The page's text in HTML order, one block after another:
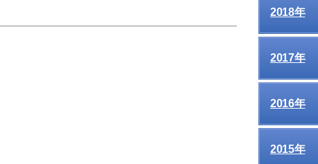
2018年
2017年
2016年
2015年